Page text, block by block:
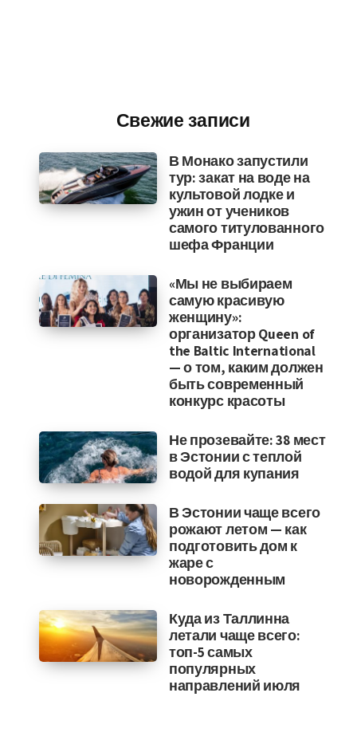
Свежие записи
В Монако запустили
тур: закат на воде на
культовой лодке и
ужин от учеников
самого титулованного
шефа Франции
«Мы не выбираем
самую красивую
женщину»:
организатор Queen of
the Baltic International
— о том, каким должен
быть современный
конкурс красоты
Не прозевайте: 38 мест
в Эстонии с теплой
водой для купания
В Эстонии чаще всего
рожают летом — как
подготовить дом к
жаре с
новорожденным
Куда из Таллинна
летали чаще всего:
топ-5 самых
популярных
направлений июля